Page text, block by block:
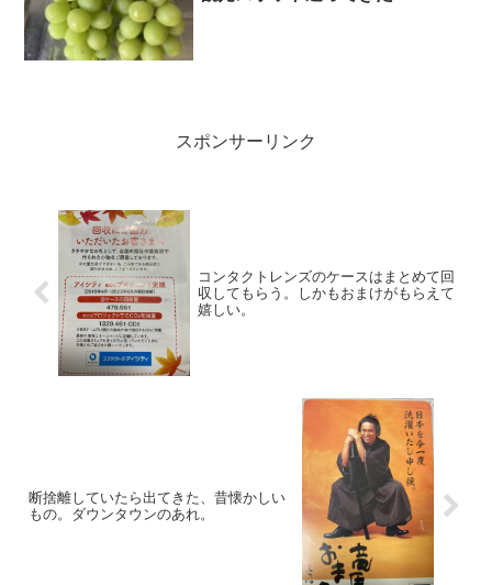
スポンサーリンク
コンタクトレンズのケースはまとめて回
収してもらう。しかもおまけがもらえて
嬉しい。
断捨離していたら出てきた、昔懐かしい
もの。ダウンタウンのあれ。